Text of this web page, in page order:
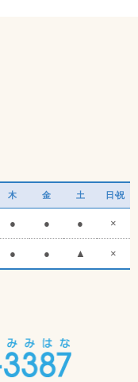
木 金 土 日・祝
● ● ● ×
● ● ▲ ×